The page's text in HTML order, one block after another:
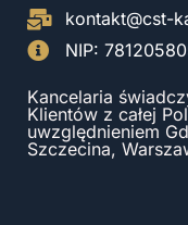
kontakt@cst-
NIP:
Kancelaria
Klientów z całej
uwzględnieniem
Szczecina,